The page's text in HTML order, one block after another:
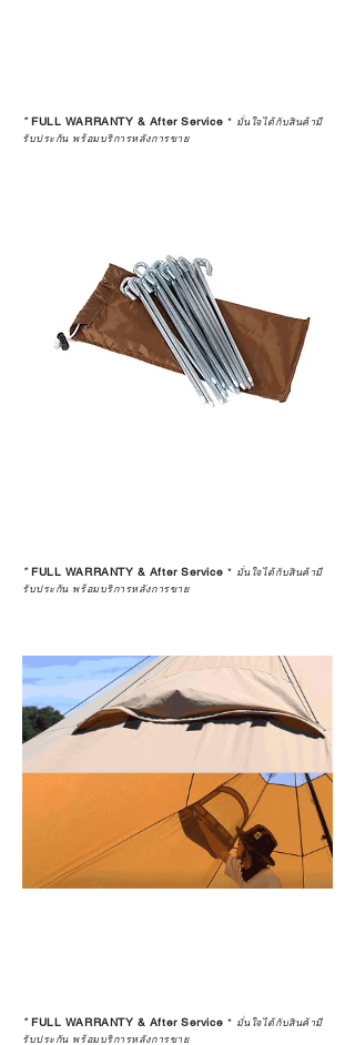
*FULL WARRANTY & After Service * มั่นใจได้กับสินค้ามี
รับประกัน พร้อมบริการหลังการขาย
*FULL WARRANTY & After Service * มั่นใจได้กับสินค้ามี
รับประกัน พร้อมบริการหลังการขาย
*FULL WARRANTY & After Service * มั่นใจได้กับสินค้ามี
รับประกัน พร้อมบริการหลังการขาย